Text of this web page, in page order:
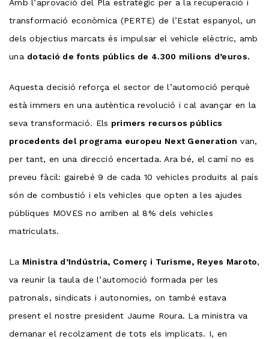
Amb l’aprovació del Pla estratègic per a la recuperació i
transformació econòmica (PERTE) de l’Estat espanyol, un
dels objectius marcats és impulsar el vehicle elèctric, amb
una dotació de fonts públics de 4.300 milions d’euros.
Aquesta decisió reforça el sector de l’automoció perquè
està immers en una autèntica revolució i cal avançar en la
seva transformació. Els primers recursos públics
procedents del programa europeu Next Generation van,
per tant, en una direcció encertada. Ara bé, el camí no es
preveu fàcil: gairebé 9 de cada 10 vehicles produïts al país
són de combustió i els vehicles que opten a les ajudes
públiques MOVES no arriben al 8% dels vehicles
matriculats.
La Ministra d’Indústria, Comerç i Turisme, Reyes Maroto,
va reunir la taula de l’automoció formada per les
patronals, sindicats i autonomies, on també estava
present el nostre president Jaume Roura. La ministra va
demanar el recolzament de tots els implicats. I, en